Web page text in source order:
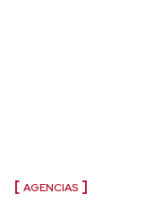
AGENCIAS